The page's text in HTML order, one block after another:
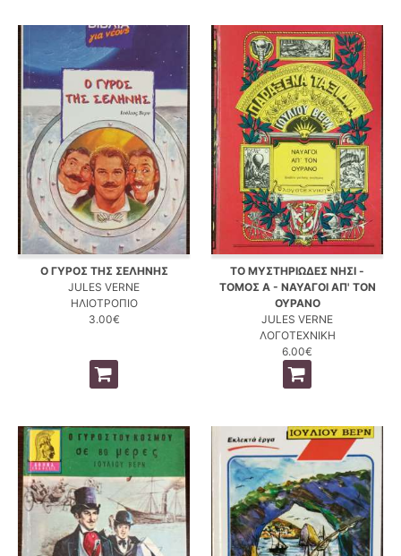
Ο ΓΥΡΟΣ ΤΗΣ ΣΕΛΗΝΗΣ
JULES VERNE
ΗΛΙΟΤΡΟΠΙΟ
3.00€
ΤΟ ΜΥΣΤΗΡΙΩΔΕΣ ΝΗΣΙ -
ΤΟΜΟΣ Α - ΝΑΥΑΓΟΙ ΑΠ' ΤΟΝ
ΟΥΡΑΝΟ
JULES VERNE
ΛΟΓΟΤΕΧΝΙΚΗ
6.00€